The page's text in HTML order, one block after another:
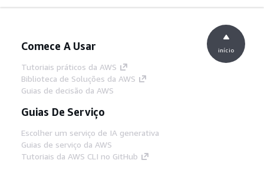
Comece A Usar
Tutoriais práticos da AWS
Biblioteca de Soluções da AWS
Guias de decisão da AWS
Guias De Serviço
Escolher um serviço de IA generativa
Guias de serviço da AWS
Tutoriais da AWS CLI no GitHub
início